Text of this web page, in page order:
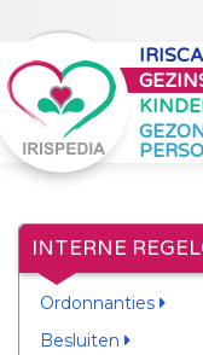
INTERNE
Ordonnanties
Besluiten